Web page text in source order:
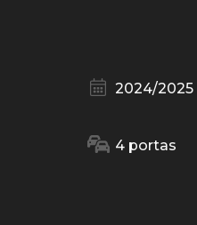
2024/2025
4 portas